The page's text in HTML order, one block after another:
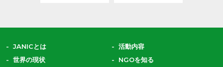
JANICとは
活動内容
世界の現状
NGOを知る